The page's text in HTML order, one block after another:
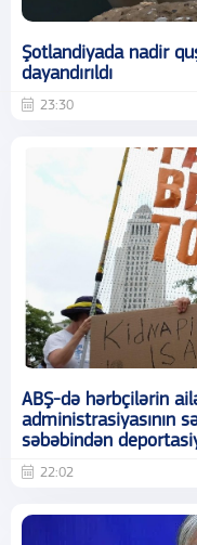
Şotlandiyada nadir
dayandırıldı
23:30
ABŞ-də hərbçilərin
administrasiyasının
səbəbindən
22:02